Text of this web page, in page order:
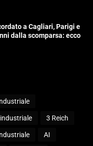
a Cagliari, Parigi e
dalla scomparsa: ecco
3 Reich
AI